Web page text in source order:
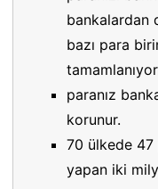
bankalardan
bazı para
paranız
korunur.
70 ülkede
yapan iki